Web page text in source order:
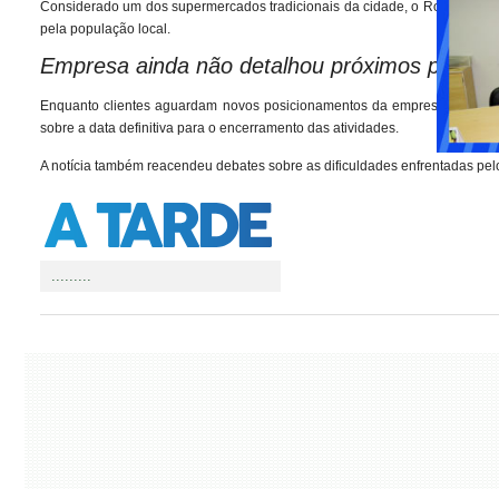
Considerado um dos supermercados tradicionais da cidade, o Rondelli
pela população local.
Empresa ainda não detalhou próximos passos
Enquanto clientes aguardam novos posicionamentos da empresa,
sobre a data definitiva para o encerramento das atividades.
A notícia também reacendeu debates sobre as dificuldades enfrentadas
.........